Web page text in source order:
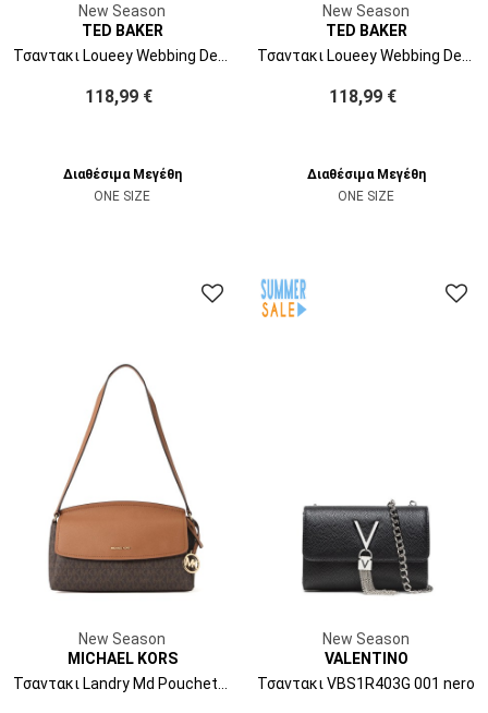
New Season
TED BAKER
118,99 €
Διαθέσιμα Μεγέθη
ONE SIZE
New Season
TED BAKER
118,99 €
Διαθέσιμα Μεγέθη
ONE SIZE
New Season
MICHAEL KORS
Τσαντακι Landry Md Pouchette 32T6GX7U8B 252 brn/acorn
New Season
VALENTINO
Τσαντακι VBS1R403G 001 nero